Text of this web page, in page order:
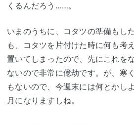
くるんだろう……。
いまのうちに、コタツの準備もし
も、コタツを片付けた時に何も考
置いてしまったので、先にこれを
ないので非常に億劫です。が、寒
もないので、今週末には何とかし
月になりますしね。